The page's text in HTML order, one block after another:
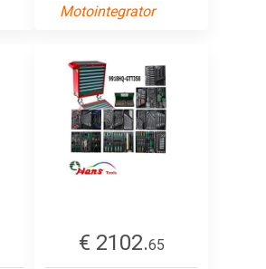
Motointegrator
€ 2102.65